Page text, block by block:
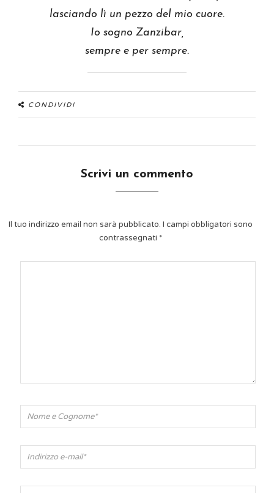
lasciando lì un pezzo del mio cuore.
Io sogno Zanzibar,
sempre e per sempre.
CONDIVIDI
Scrivi un commento
Il tuo indirizzo email non sarà pubblicato. I campi obbligatori sono
contrassegnati *